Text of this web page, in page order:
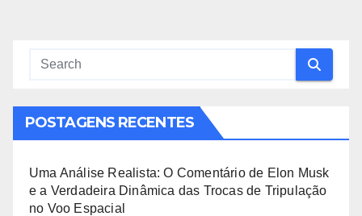
POSTAGENS RECENTES
Uma Análise Realista: O Comentário de Elon Musk
e a Verdadeira Dinâmica das Trocas de Tripulação
no Voo Espacial